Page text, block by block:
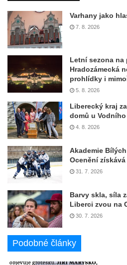
Varhany jako
7. 8. 2026
Letní sezona na
Hradozámecká
prohlídky i
5. 8. 2026
Liberecký kraj
domů u
4. 8. 2026
Akademie
Ocenění
31. 7. 2026
Barvy skla, síla
Liberci zvou na
30. 7. 2026
Podobné články